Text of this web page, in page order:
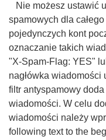
Nie możesz ustawić
spamowych dla
pojedynczych kont
oznaczanie takich
"X-Spam-Flag: YES"
nagłówka
filtr antyspamowy
wiadomości. W celu
wiadomości należy
following text to the